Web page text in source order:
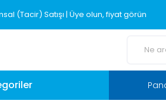
(Tacir) Satışı | Üye olun, fiyat görün